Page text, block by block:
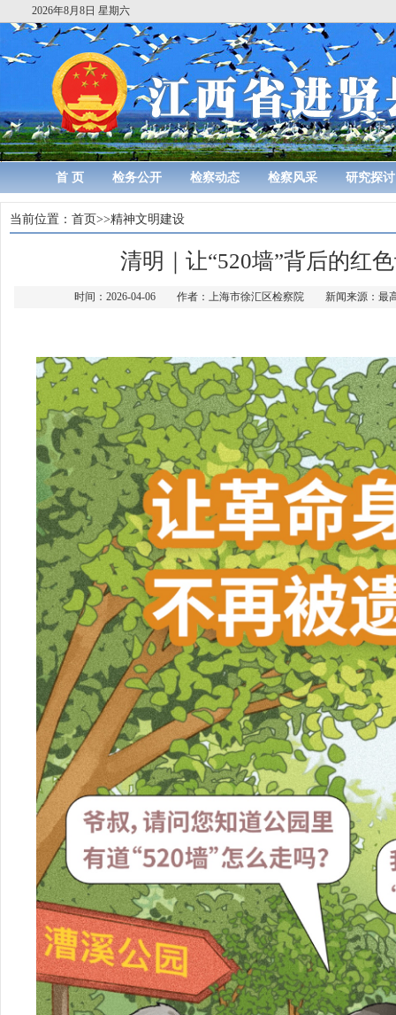
2026年8月8日 星期六
首 页 检务公开 检察动态 检察风采 研究探讨
当前位置： 首页>>精神文明建设
清明｜让“520墙”背后的红
时间：2026-04-06 作者：上海市徐汇区检察院 新闻来源：